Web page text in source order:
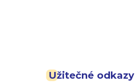
Užitečné odkazy